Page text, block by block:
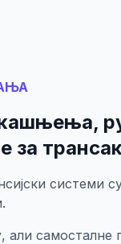
за
системи
али